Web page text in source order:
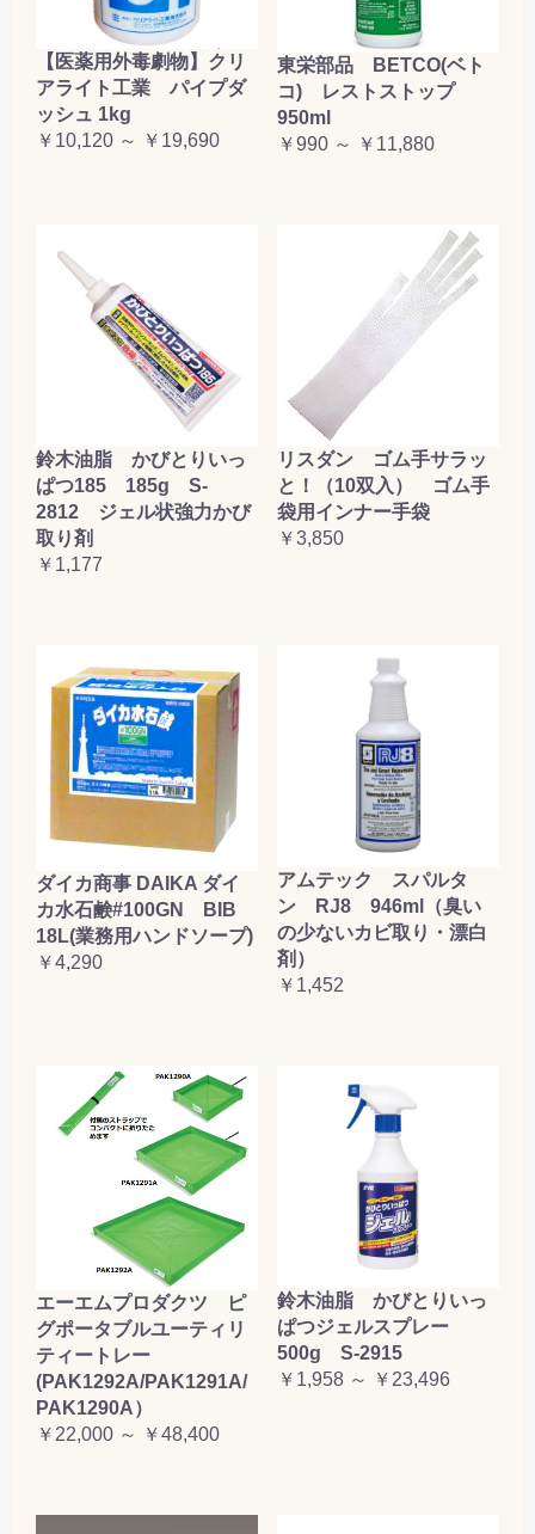
【医薬用外毒劇物】クリ
アライト工業 パイプダ
ッシュ 1kg
￥10,120 ～ ￥19,690
東栄部品 BETCO(ベト
コ) レストストップ
950ml
￥990 ～ ￥11,880
鈴木油脂 かびとりいっ
ぱつ185 185g S-
2812 ジェル状強力かび
取り剤
￥1,177
リスダン ゴム手サラッ
と！（10双入） ゴム手
袋用インナー手袋
￥3,850
ダイカ商事 DAIKA ダイ
カ水石鹸#100GN BIB
18L(業務用ハンドソープ)
￥4,290
アムテック スパルタ
ン RJ8 946ml（臭い
の少ないカビ取り・漂白
剤）
￥1,452
エーエムプロダクツ ピ
グポータブルユーティリ
ティートレー
(PAK1292A/PAK1291A/
PAK1290A）
￥22,000 ～ ￥48,400
鈴木油脂 かびとりいっ
ぱつジェルスプレー
500g S-2915
￥1,958 ～ ￥23,496